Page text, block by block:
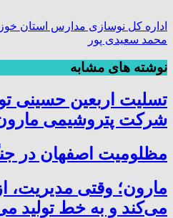
اداره کل نوسازی مدارس استان
محمد سعیدی پور
نوشته های مشابه
تسلیت اربعین حسینی
شرکت پتروشیمی
مظلومیت اصفهان در
مارون؛ وقتی مدیریت،
می‌کند و به خط تولید